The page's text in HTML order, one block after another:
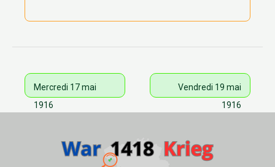
Mercredi 17 mai
1916
Vendredi 19 mai
1916